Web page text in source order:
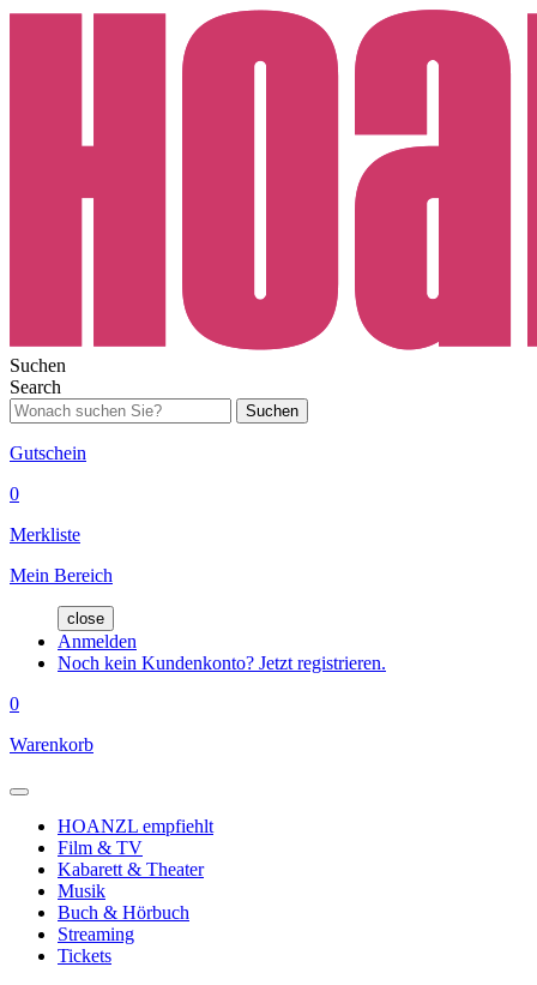
Suchen
Search
Suchen
Gutschein
0
Merkliste
Mein Bereich
close
Anmelden
Noch kein Kundenkonto? Jetzt registrieren.
0
Warenkorb
HOANZL empfiehlt
Film & TV
Kabarett & Theater
Musik
Buch & Hörbuch
Streaming
Tickets